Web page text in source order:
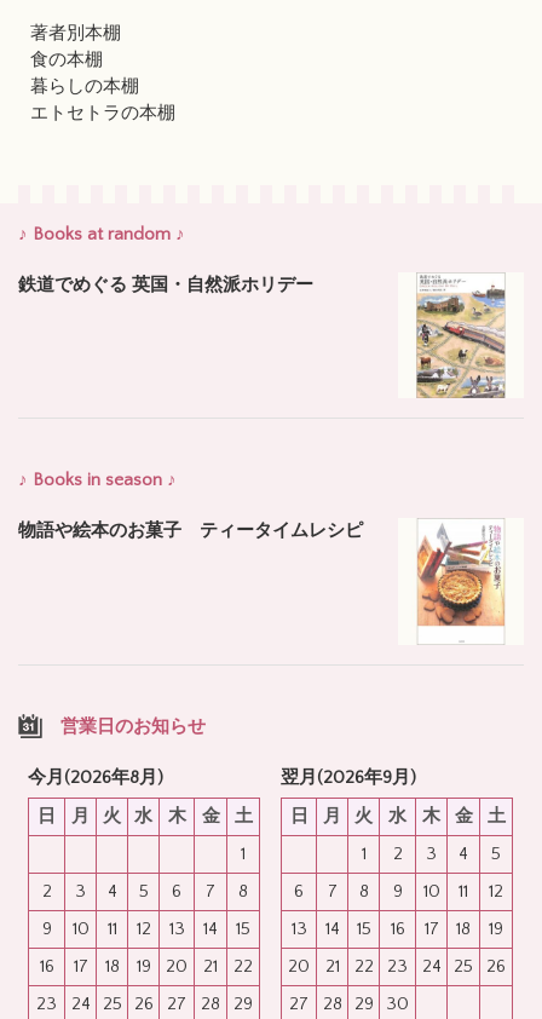
著者別本棚
食の本棚
暮らしの本棚
エトセトラの本棚
♪ Books at random ♪
鉄道でめぐる 英国・自然派ホリデー
♪ Books in season ♪
物語や絵本のお菓子 ティータイムレシピ
営業日のお知らせ
今月(2026年8月)
日
月 火 水 木 金
土
1
2
3 4 5 6 7
8
9
10 11 12 13 14
15
16
17 18 19 20 21
22
23
24 25 26 27 28 29
翌月(2026年9月)
日
月 火 水 木 金
土
1
2 3 4
5
6
7 8 9 10 11
12
13
14 15 16 17 18
19
20
21 22 23 24 25
26
27
28 29 30